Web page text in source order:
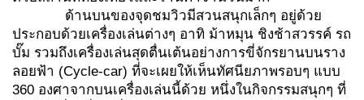
ด้านบนของจุดชมวิวมีสวนสนุกเล็กๆ อยู่ด้วย
ประกอบด้วยเครื่องเล่นต่างๆ อาทิ ม้าหมุน ชิงช้าสวรรค์ รถ
บั๊ม รวมถึงเครื่องเล่นสุดตื่นเต้นอย่างการขี่จักรยานบนราง
ลอยฟ้า (Cycle-car) ที่จะเผยให้เห็นทัศนียภาพรอบๆ แบบ
360 องศาจากบนเครื่องเล่นนี้ด้วย หนึ่งในกิจกรรมสนุกๆ ที่